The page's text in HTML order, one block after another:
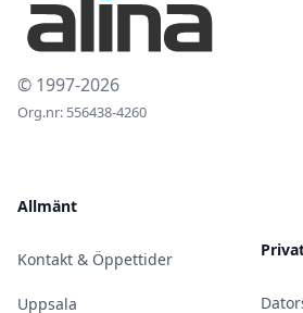
© 1997-2026
Org.nr: 556438-4260
Allmänt
Kontakt & Öppettider
Uppsala